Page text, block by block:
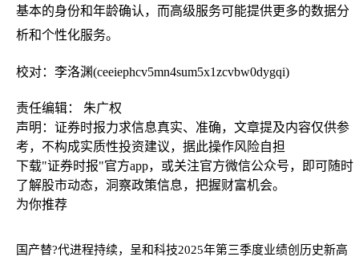
基本的身份和年龄确认，而高级服务可能提供更多的数据分
析和个性化服务。
校对：李洛渊(ceeiephcv5mn4sum5x1zcvbw0dygqi)
责任编辑： 朱广权
声明：证券时报力求信息真实、准确，文章提及内容仅供参
考，不构成实质性投资建议，据此操作风险自担
下载"证券时报"官方app，或关注官方微信公众号，即可随时
了解股市动态，洞察政策信息，把握财富机会。
为你推荐
国产替?代进程持续，呈和科技2025年第三季度业绩创历史新高